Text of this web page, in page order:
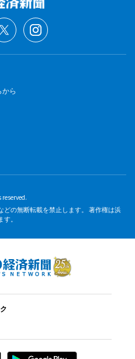
ら
reserved.
の無断転載を禁止します。 著作権は浜
。